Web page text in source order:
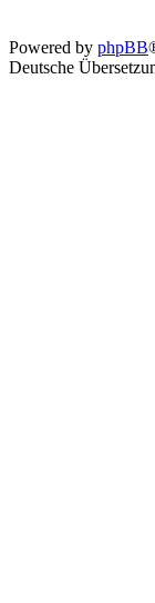
Powered by phpBB
Deutsche